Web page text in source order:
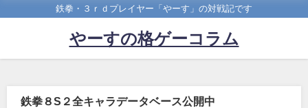
鉄拳・３ｒｄプレイヤー「やーす」の対戦記です
やーすの格ゲーコラム
鉄拳８S２全キャラデータベース公開中